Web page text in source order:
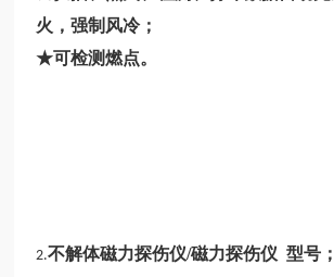
火，强制风冷；
★可检测燃点。
2.不解体磁力探伤仪/磁力探伤仪 型号